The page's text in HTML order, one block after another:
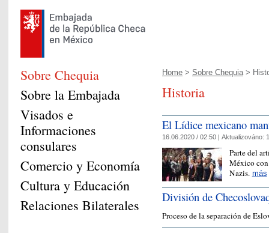
Home > Sobre Chequia>
Historia
El Lídice mexicano
16.06.2020 / 02:50 | Aktualizováno:
Parte del
México
Nazis. más
División de
Proceso de la separación de
Sobre Chequia
Sobre la Embajada
Visados e
Informaciones
consulares
Comercio y Economía
Cultura y Educación
Relaciones Bilaterales